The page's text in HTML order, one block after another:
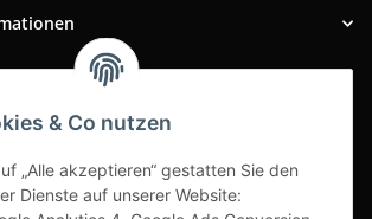
& Co nutzen
„Alle akzeptieren“ gestatten Sie den
Dienste auf unserer Website: